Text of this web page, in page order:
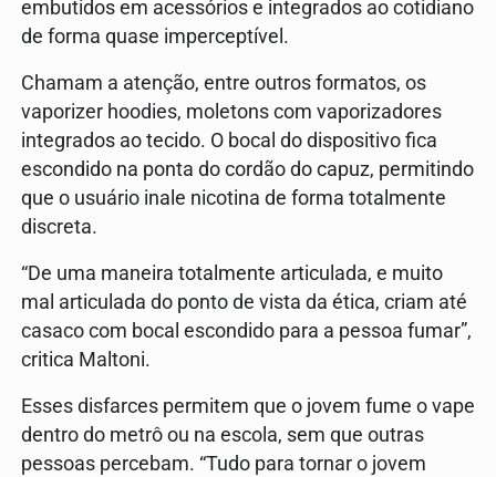
embutidos em acessórios e integrados ao cotidiano
de forma quase imperceptível.
Chamam a atenção, entre outros formatos, os
vaporizer hoodies, moletons com vaporizadores
integrados ao tecido. O bocal do dispositivo fica
escondido na ponta do cordão do capuz, permitindo
que o usuário inale nicotina de forma totalmente
discreta.
“De uma maneira totalmente articulada, e muito
mal articulada do ponto de vista da ética, criam até
casaco com bocal escondido para a pessoa fumar”,
critica Maltoni.
Esses disfarces permitem que o jovem fume o vape
dentro do metrô ou na escola, sem que outras
pessoas percebam. “Tudo para tornar o jovem